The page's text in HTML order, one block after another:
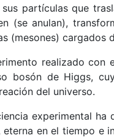
partículas que
(se anulan),
(mesones) cargados
realizado con
bosón de Higgs,
del universo.
experimental
eterna en el tiempo e